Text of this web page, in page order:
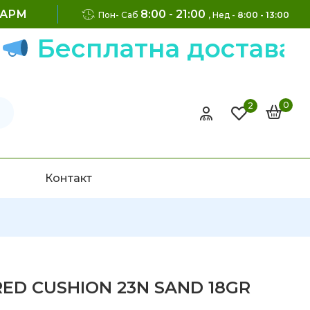
Пон- Саб 8:00 - 21:00 , Нед - 8:00 - 13:00
достава на
2 0
Контакт
CUSHION 23N SAND 18GR